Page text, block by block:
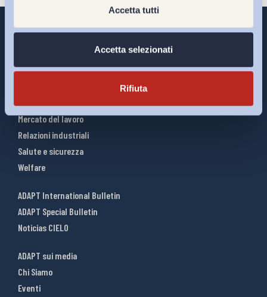
Accetta tutti
Accetta selezionati
Rifiuta
Interventi ADAPT
Mercato del lavoro
Relazioni industriali
Salute e sicurezza
Welfare
ADAPT International Bulletin
ADAPT Special Bulletin
Noticias CIELO
ADAPT sui media
Chi Siamo
Eventi